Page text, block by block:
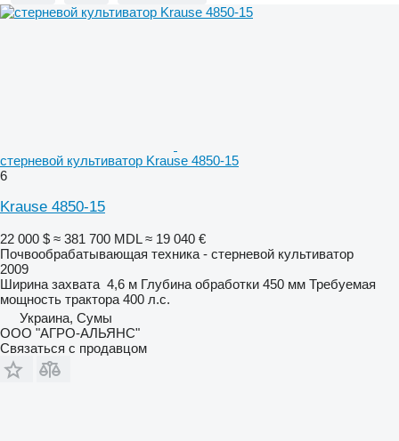
стерневой культиватор Krause 4850-15
6
Krause 4850-15
22 000 $ ≈ 381 700 MDL ≈ 19 040 €
Почвообрабатывающая техника - стерневой культиватор
2009
Ширина захвата 4,6 м Глубина обработки 450 мм Требуемая
мощность трактора 400 л.с.
Украина, Сумы
ООО "АГРО-АЛЬЯНС"
Связаться с продавцом